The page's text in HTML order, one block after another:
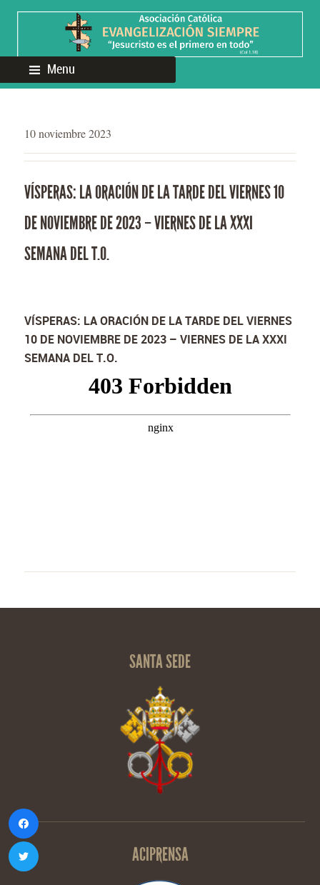
Menu
10 noviembre 2023
VÍSPERAS: LA ORACIÓN DE LA TARDE DEL VIERNES 10
DE NOVIEMBRE DE 2023 – VIERNES DE LA XXXI
SEMANA DEL T.O.
VÍSPERAS: LA ORACIÓN DE LA TARDE DEL VIERNES
10 DE NOVIEMBRE DE 2023 – VIERNES DE LA XXXI
SEMANA DEL T.O.
SANTA SEDE
ACIPRENSA